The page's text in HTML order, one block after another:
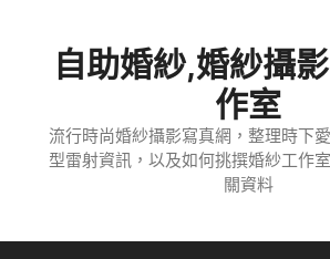
自助婚紗,婚紗攝
作室
流行時尚婚紗攝影寫真網，整理時下
型雷射資訊，以及如何挑撰婚紗工作
關資料